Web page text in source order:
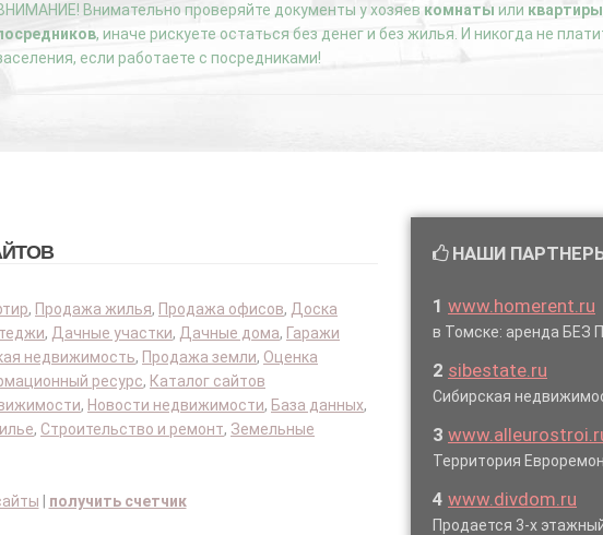
Внимательно проверяйте документы у хозяев комнаты или квартиры
, иначе рискуете остаться без денег и без жилья. И никогда не
если работаете с посредниками!
, Продажа жилья, Продажа офисов, Доска
, Дачные участки, Дачные дома, Гаражи
недвижимость, Продажа земли, Оценка
ресурс, Каталог сайтов
, Новости недвижимости, База данных,
, Строительство и ремонт, Земельные
получить счетчик
НАШИ
1 www.homerent.ru
в Томске: аренда
2 sibestate.ru
Сибирская
3
Территория
4 www.divdom.ru
Продается 3-х